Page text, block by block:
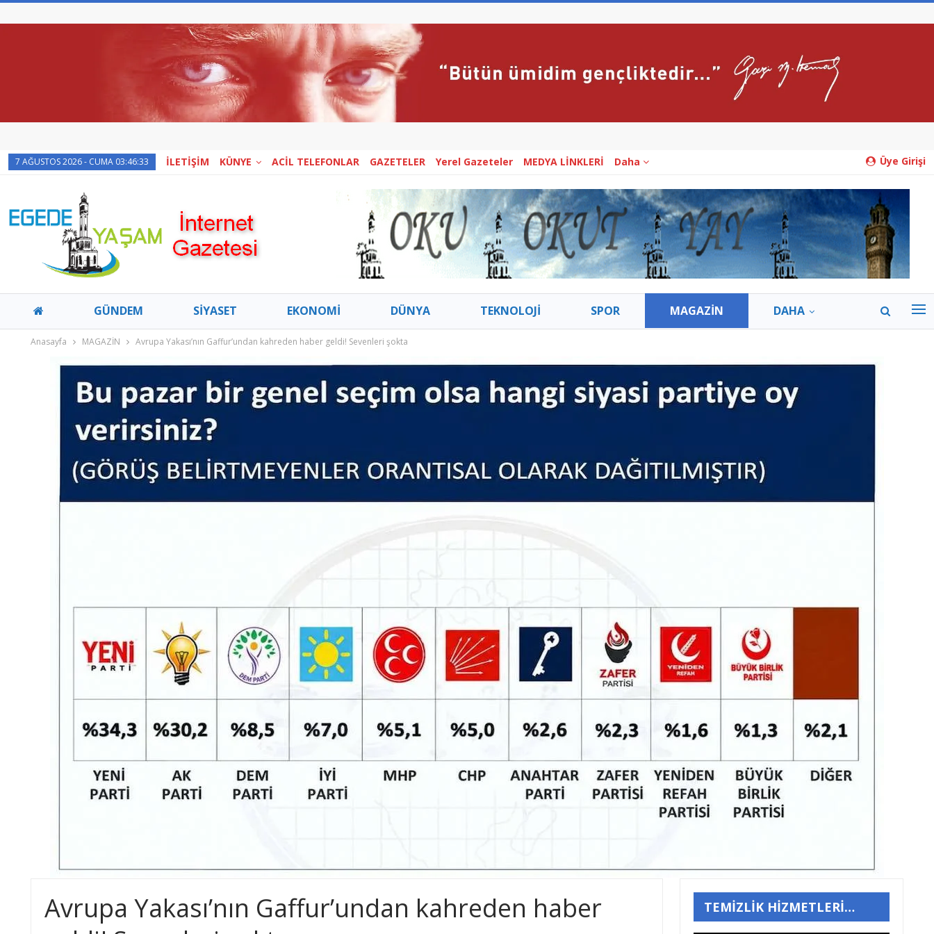
Üye Girişi
7 AĞUSTOS 2026 - CUMA 03:46:33 İLETİŞİM KÜNYE ACİL TELEFONLAR GAZETELER Yerel Gazeteler MEDYA LİNKLERİ Daha
GÜNDEM SİYASET EKONOMİ DÜNYA TEKNOLOJİ SPOR MAGAZİN DAHA
Anasayfa MAGAZİN Avrupa Yakası’nın Gaffur’undan kahreden haber geldi! Sevenleri şokta
Avrupa Yakası’nın Gaffur’undan kahreden haber
TEMİZLİK HİZMETLERİ…